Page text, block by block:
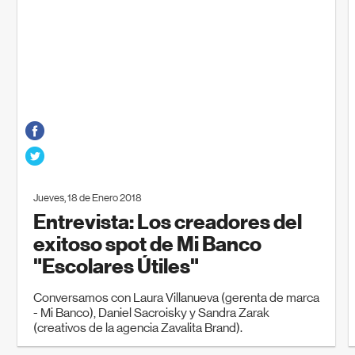
Jueves, 18 de Enero 2018
Entrevista: Los creadores del
exitoso spot de Mi Banco
"Escolares Útiles"
Conversamos con Laura Villanueva (gerenta de marca
- Mi Banco), Daniel Sacroisky y Sandra Zarak
(creativos de la agencia Zavalita Brand).